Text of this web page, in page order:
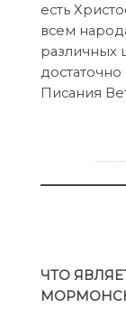
есть
всем
различных
Писания
ЧТО